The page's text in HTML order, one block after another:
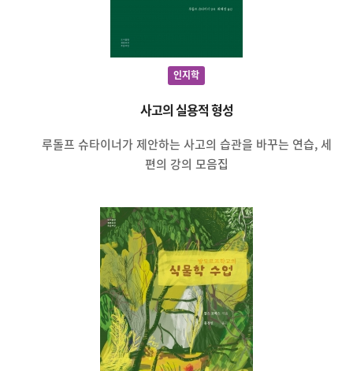
인지학
사고의 실용적 형성
루돌프 슈타이너가 제안하는 사고의 습관을 바꾸는 연습, 세
편의 강의 모음집